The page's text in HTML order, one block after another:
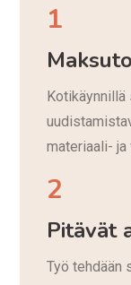
1
materiaali- ja
2
Pitävät
Työ tehdään